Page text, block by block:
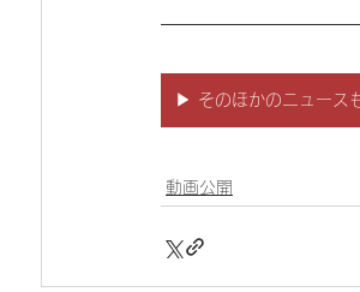
▶ そのほかのニュース
動画公開